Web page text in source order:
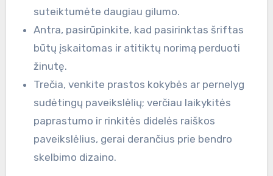
suteiktumėte daugiau gilumo.
Antra, pasirūpinkite, kad pasirinktas šriftas
būtų įskaitomas ir atitiktų norimą perduoti
žinutę.
Trečia, venkite prastos kokybės ar pernelyg
sudėtingų paveikslėlių; verčiau laikykitės
paprastumo ir rinkitės didelės raiškos
paveikslėlius, gerai derančius prie bendro
skelbimo dizaino.